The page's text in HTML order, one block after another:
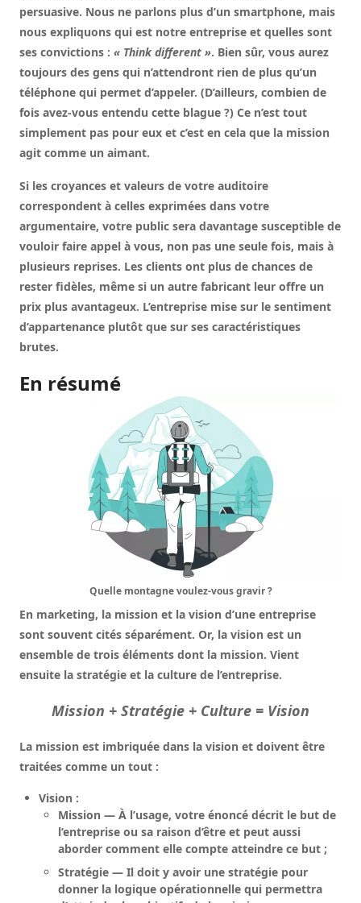
persuasive. Nous ne parlons plus d’un smartphone, mais
nous expliquons qui est notre entreprise et quelles sont
ses convictions : « Think different ». Bien sûr, vous aurez
toujours des gens qui n’attendront rien de plus qu’un
téléphone qui permet d’appeler. (D’ailleurs, combien de
fois avez-vous entendu cette blague ?) Ce n’est tout
simplement pas pour eux et c’est en cela que la mission
agit comme un aimant.
Si les croyances et valeurs de votre auditoire
correspondent à celles exprimées dans votre
argumentaire, votre public sera davantage susceptible de
vouloir faire appel à vous, non pas une seule fois, mais à
plusieurs reprises. Les clients ont plus de chances de
rester fidèles, même si un autre fabricant leur offre un
prix plus avantageux. L’entreprise mise sur le sentiment
d’appartenance plutôt que sur ses caractéristiques
brutes.
En résumé
Quelle montagne voulez-vous gravir ?
En marketing, la mission et la vision d’une entreprise
sont souvent cités séparément. Or, la vision est un
ensemble de trois éléments dont la mission. Vient
ensuite la stratégie et la culture de l’entreprise.
Mission + Stratégie + Culture = Vision
La mission est imbriquée dans la vision et doivent être
traitées comme un tout :
Vision :
Mission — À l’usage, votre énoncé décrit le but de
l’entreprise ou sa raison d’être et peut aussi
aborder comment elle compte atteindre ce but ;
Stratégie — Il doit y avoir une stratégie pour
donner la logique opérationnelle qui permettra